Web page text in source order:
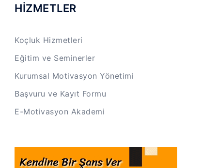
HİZMETLER
Koçluk Hizmetleri
Eğitim ve Seminerler
Kurumsal Motivasyon Yönetimi
Başvuru ve Kayıt Formu
E-Motivasyon Akademi